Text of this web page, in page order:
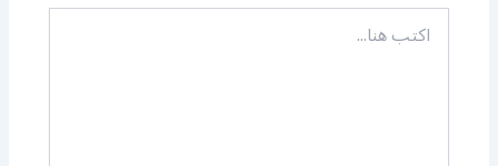
اكتب
هنا...